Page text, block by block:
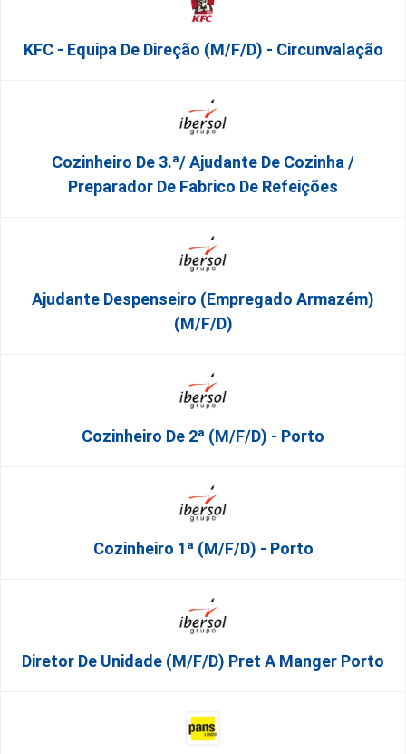
KFC - Equipa De Direção (m/f/d) - Circunvalação
Cozinheiro De 3.ª/ Ajudante De Cozinha /
Preparador De Fabrico De Refeições
Ajudante Despenseiro (empregado Armazém)
(M/F/D)
Cozinheiro De 2ª (M/F/D) - Porto
Cozinheiro 1ª (M/F/D) - Porto
Diretor De Unidade (m/f/d) Pret A Manger Porto